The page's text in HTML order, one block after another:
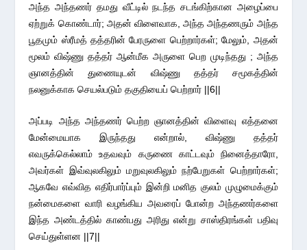
அந்த அந்தணர் தமது வீட்டில் நடந்த சடங்கிற்கான அழைப்பை
ஏற்றுக் கொண்டார்; அதன் விளைவாக, அந்த அந்தணரும் அந்த
பூதமும் ஸ்ரீமத் தத்தரின் பேரருளை பெற்றார்கள்; மேலும், அதன்
மூலம் விஷ்ணு தத்தர் ஆன்மீக அருளை பெற முடிந்தது ; அந்த
ஞானத்தின் துணையுடன் விஷ்ணு தத்தர் சமூகத்தின்
நலனுக்காக செயல்படும் தகுதியைப் பெற்றார் ||6||
அப்படி அந்த அந்தணர் பெற்ற ஞானத்தின் விளைவு எத்தனை
மேன்மையாக இருந்தது என்றால், விஷ்ணு தத்தர்
எவருக்கெல்லாம் உதவவும் கருணை காட்டவும் நினைத்தாரோ,
அவர்கள் இவ்வுலகிலும் மறுவுலகிலும் நற்பேறுகள் பெற்றார்கள்;
ஆகவே எவ்வித எதிர்பார்ப்பும் இன்றி மனித குலம் முழுமைக்கும்
நன்மைகளை வாரி வழங்கிய அவரைப் போன்ற அந்தணர்களை
இந்த அண்டத்தில் காண்பது அரிது என்று சாஸ்திரங்கள் பதிவு
செய்துள்ளன ||7||